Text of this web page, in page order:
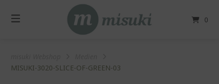
zum
Inhalt
0
MISUKI-3020-SLICE-OF-GREEN-03